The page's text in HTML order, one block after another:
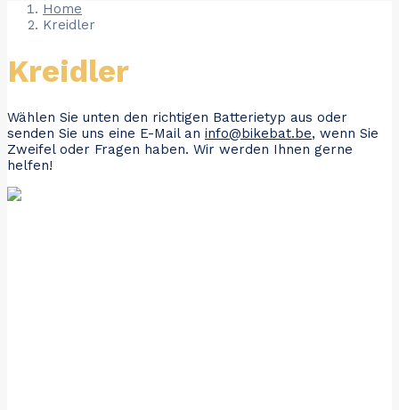
Home
Kreidler
Kreidler
Wählen Sie unten den richtigen Batterietyp aus oder
senden Sie uns eine E-Mail an info@bikebat.be, wenn Sie
Zweifel oder Fragen haben. Wir werden Ihnen gerne
helfen!